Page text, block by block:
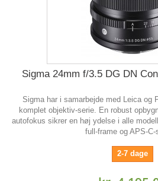
Sigma 24mm f/3.5 DG DN
Sigma har i samarbejde med Leica og
komplet objektiv-serie. En robust
autofokus sikrer en høj ydelse i alle
full-frame og APS-C-
2-7 dage